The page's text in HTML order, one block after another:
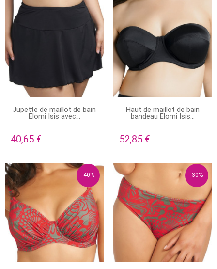
EN STOCK
Jupette de maillot de bain
Elomi Isis avec...
40,65 €
PRODUIT DISPONIBLE AVEC
D'AUTRES OPTIONS
Haut de maillot de bain
bandeau Elomi Isis...
52,85 €
-40% -30%